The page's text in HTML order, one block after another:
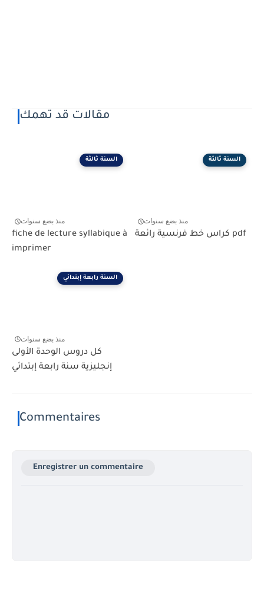
مقالات قد تهمك
السنة ثالثة
منذ بضع سنوات
fiche de lecture syllabique à
imprimer
السنة ثالثة
منذ بضع سنوات
كراس خط فرنسية رائعة pdf
السنة رابعة إبتدائي
منذ بضع سنوات
كل دروس الوحدة الأولى
إنجليزية سنة رابعة إبتدائي
Commentaires
Enregistrer un commentaire